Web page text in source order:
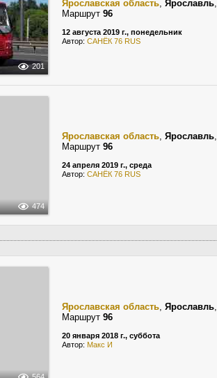
201
Ярославская область, Ярославль,
Маршрут 96
12 августа 2019 г., понедельник
Автор: САНЁК 76 RUS
474
Ярославская область, Ярославль,
Маршрут 96
24 апреля 2019 г., среда
Автор: САНЁК 76 RUS
Ярославская область, Ярославль,
Маршрут 96
20 января 2018 г., суббота
Автор: Макс И